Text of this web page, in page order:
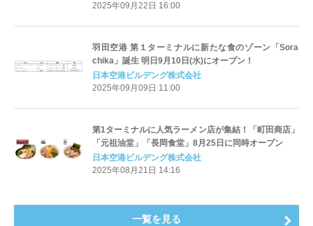
2025年09月22日 16:00
羽田空港 第１ターミナルに新たな食のゾーン「Sora
chika」誕生 明日9月10日(水)にオープン！
日本空港ビルデング株式会社
2025年09月09日 11:00
第1ターミナルに人気ラーメン店が集結！「町田商店」
「元祖油堂」「長岡食堂」8月25日に同時オープン
日本空港ビルデング株式会社
2025年08月21日 14:16
一覧を見る